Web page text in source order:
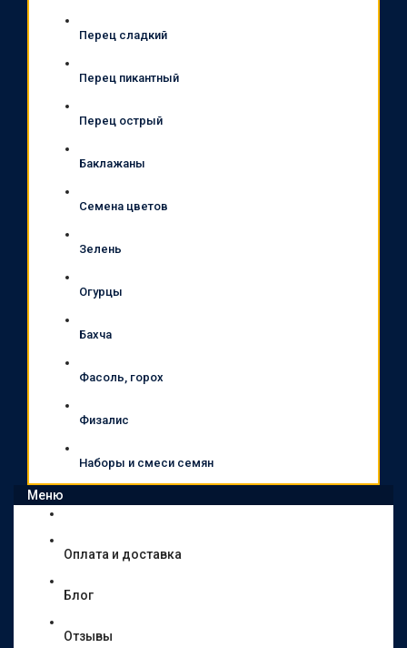
Перец сладкий
Перец пикантный
Перец острый
Баклажаны
Семена цветов
Зелень
Огурцы
Бахча
Фасоль, горох
Физалис
Наборы и смеси семян
Меню
Оплата и доставка
Блог
Отзывы